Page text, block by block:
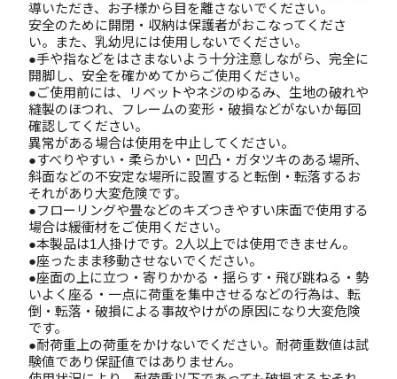
導いただき、お子様から目を離さないでください。
安全のために開閉・収納は保護者がおこなってくださ
い。また、乳幼児には使用しないでください。
●手や指などをはさまないよう十分注意しながら、完全に
開脚し、安全を確かめてからご使用ください。
●ご使用前には、リベットやネジのゆるみ、生地の破れや
縫製のほつれ、フレームの変形・破損などがないか毎回
確認してください。
異常がある場合は使用を中止してください。
●すべりやすい・柔らかい・凹凸・ガタツキのある場所、
斜面などの不安定な場所に設置すると転倒・転落するお
それがあり大変危険です。
●フローリングや畳などのキズつきやすい床面で使用する
場合は緩衝材をご使用ください。
●本製品は1人掛けです。2人以上では使用できません。
●座ったまま移動させないでください。
●座面の上に立つ・寄りかかる・揺らす・飛び跳ねる・勢
いよく座る・一点に荷重を集中させるなどの行為は、転
倒・転落・破損による事故やけがの原因になり大変危険
です。
●耐荷重上の荷重をかけないでください。耐荷重数値は試
験値であり保証値ではありません。